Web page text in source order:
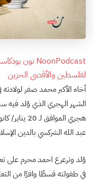
NoonPodcast نون بودكاست
لفلسطين والأقصى الحزين
أخاه الأكبر محمد صفر
هجري
عبد الله الشركسي بالدين
وُلد وترعرع احمد محرم على
في طفولته قسطًا وافرًا من